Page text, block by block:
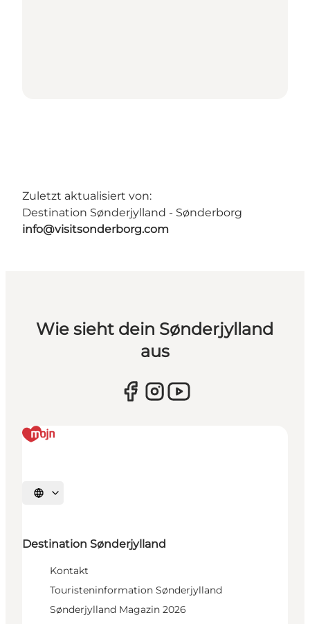
Zuletzt aktualisiert von:
Destination Sønderjylland - Sønderborg
info@visitsonderborg.com
Wie sieht dein Sønderjylland
aus
Sprache auswählen
Destination Sønderjylland
Kontakt
Touristeninformation Sønderjylland
Sønderjylland Magazin 2026